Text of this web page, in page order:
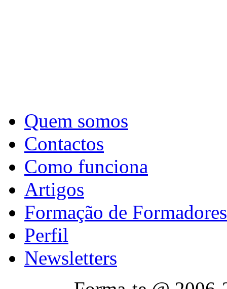
Quem somos
Contactos
Como funciona
Artigos
Formação de Formadores
Perfil
Newsletters